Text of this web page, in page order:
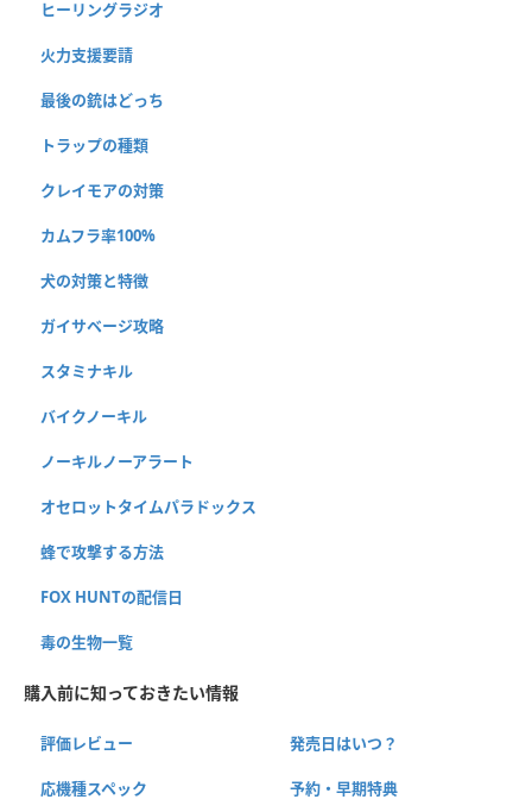
ヒーリングラジオ
火力支援要請
最後の銃はどっち
トラップの種類
クレイモアの対策
カムフラ率100%
犬の対策と特徴
ガイサベージ攻略
スタミナキル
バイクノーキル
ノーキルノーアラート
オセロットタイムパラドックス
蜂で攻撃する方法
FOX HUNTの配信日
毒の生物一覧
購入前に知っておきたい情報
評価レビュー 発売日はいつ？
応機種スペック 予約・早期特典